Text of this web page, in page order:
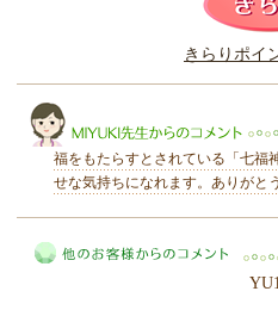
このレビューは参考になりました
きらりポイ
福をもたらすとされている「七福
せな気持ちになれます。ありがと